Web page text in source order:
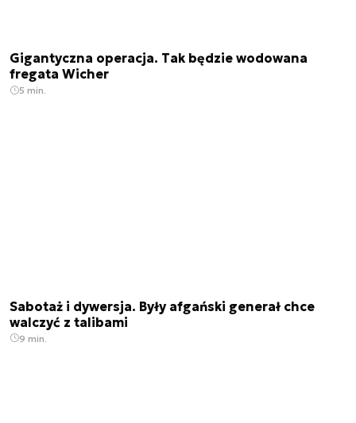
Gigantyczna operacja. Tak będzie wodowana
fregata Wicher
5 min.
Sabotaż i dywersja. Były afgański generał chce
walczyć z talibami
9 min.